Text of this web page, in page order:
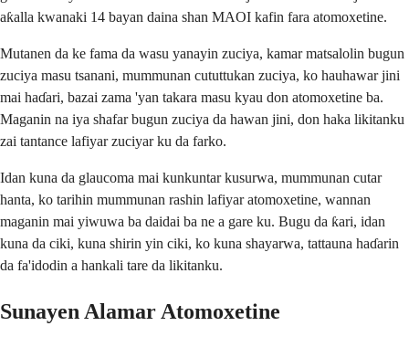
aƙalla kwanaki 14 bayan daina shan MAOI kafin fara atomoxetine.
Mutanen da ke fama da wasu yanayin zuciya, kamar matsalolin bugun
zuciya masu tsanani, mummunan cututtukan zuciya, ko hauhawar jini
mai haɗari, bazai zama 'yan takara masu kyau don atomoxetine ba.
Maganin na iya shafar bugun zuciya da hawan jini, don haka likitanku
zai tantance lafiyar zuciyar ku da farko.
Idan kuna da glaucoma mai kunkuntar kusurwa, mummunan cutar
hanta, ko tarihin mummunan rashin lafiyar atomoxetine, wannan
maganin mai yiwuwa ba daidai ba ne a gare ku. Bugu da ƙari, idan
kuna da ciki, kuna shirin yin ciki, ko kuna shayarwa, tattauna haɗarin
da fa'idodin a hankali tare da likitanku.
Sunayen Alamar Atomoxetine